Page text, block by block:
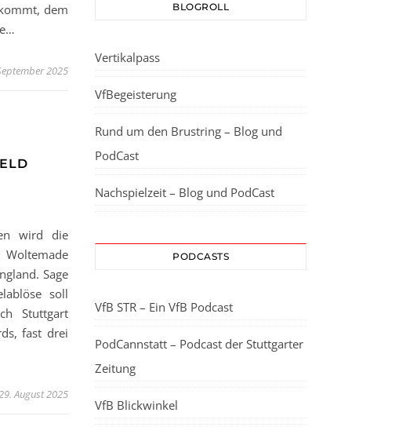
dem
2025
wird die
Sage
soll
Stuttgart
fast drei
August 2025
BLOGROLL
Vertikalpass
VfBegeisterung
Rund um den Brustring – Blog und
PodCast
Nachspielzeit – Blog und PodCast
PODCASTS
VfB STR – Ein VfB Podcast
PodCannstatt – Podcast der Stuttgarter
Zeitung
VfB Blickwinkel